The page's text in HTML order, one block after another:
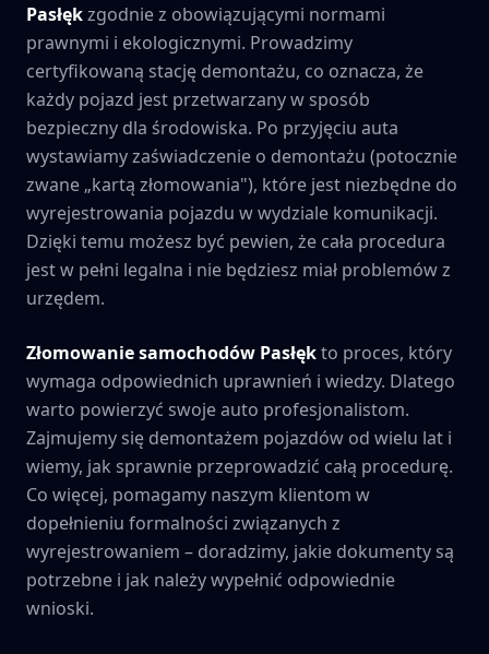
Pasłękzgodnie z obowiązującymi normami
prawnymi i ekologicznymi. Prowadzimy
certyfikowaną stację demontażu, co oznacza, że
każdy pojazd jest przetwarzany w sposób
bezpieczny dla środowiska. Po przyjęciu auta
wystawiamy zaświadczenie o demontażu (potocznie
zwane „kartą złomowania"), które jest niezbędne do
wyrejestrowania pojazdu w wydziale komunikacji.
Dzięki temu możesz być pewien, że cała procedura
jest w pełni legalna i nie będziesz miał problemów z
urzędem.
Złomowanie samochodów Pasłękto proces, który
wymaga odpowiednich uprawnień i wiedzy. Dlatego
warto powierzyć swoje auto profesjonalistom.
Zajmujemy się demontażem pojazdów od wielu lat i
wiemy, jak sprawnie przeprowadzić całą procedurę.
Co więcej, pomagamy naszym klientom w
dopełnieniu formalności związanych z
wyrejestrowaniem – doradzimy, jakie dokumenty są
potrzebne i jak należy wypełnić odpowiednie
wnioski.